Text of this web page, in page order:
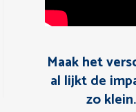
Maak het
al lijkt de
zo